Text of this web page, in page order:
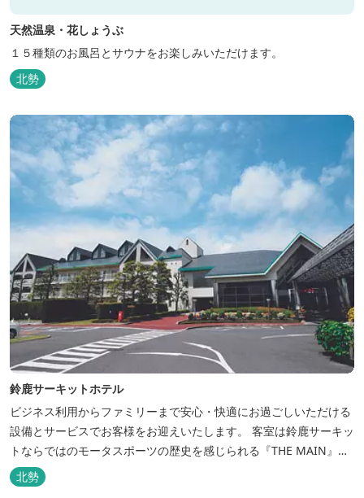
天然温泉・花しょうぶ
１５種類のお風呂とサウナをお楽しみいただけます。
北勢
鈴鹿サーキットホテル
ビジネス利用からファミリーまで安心・快適にお過ごしいただける
設備とサービスでお客様をお迎えいたします。 客室は鈴鹿サーキッ
トならではのモータスポーツの歴史を感じられる『THE MAIN』を
はじめ、ファミリーにおすすめのキッズ・ベビーにやさしいこだわ
りの詰まった「サーキット キッズルーム」「コチラファミリールー
北勢